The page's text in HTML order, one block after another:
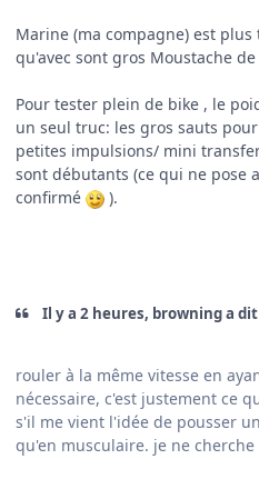
Marine (ma compagne) est plus
qu'avec sont gros Moustache de
Pour tester plein de bike , le
un seul truc: les gros sauts
petites impulsions/ mini
sont débutants (ce qui ne pose
confirmé
).
Il y a 2 heures, browning a dit
rouler à la même vitesse en
nécessaire, c'est justement ce
s'il me vient l'idée de pousser
qu'en musculaire. je ne cherche